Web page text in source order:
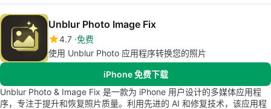
Unblur Photo Image Fix
4.7 免费
使用 Unblur Photo 应用程序转换您的照片
iPhone 免费下载
Unblur Photo & Image Fix 是一款为 iPhone 用户设计的多媒体应用程
序，专注于提升和恢复照片质量。利用先进的 AI 和修复技术，该应用程